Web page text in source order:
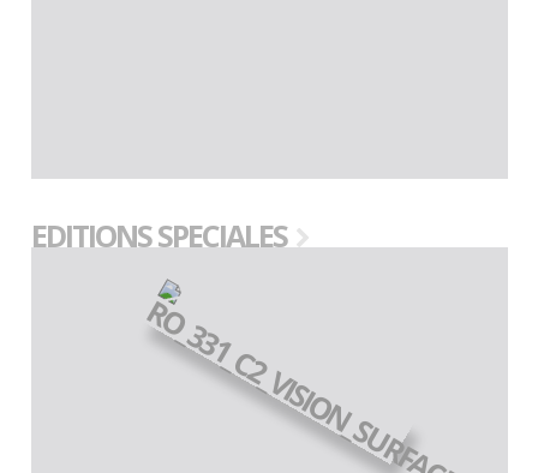
EDITIONS SPECIALES